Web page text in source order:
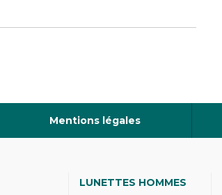
Mentions légales
LUNETTES HOMMES